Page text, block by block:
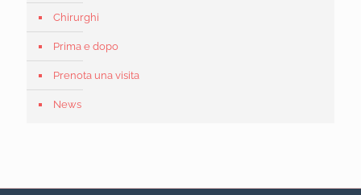
Chirurghi
Prima e dopo
Prenota una visita
News